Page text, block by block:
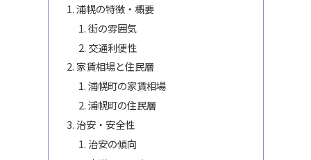
浦幌の特徴・概要
街の雰囲気
交通利便性
家賃相場と住民層
浦幌町の家賃相場
浦幌町の住民層
治安・安全性
治安の傾向